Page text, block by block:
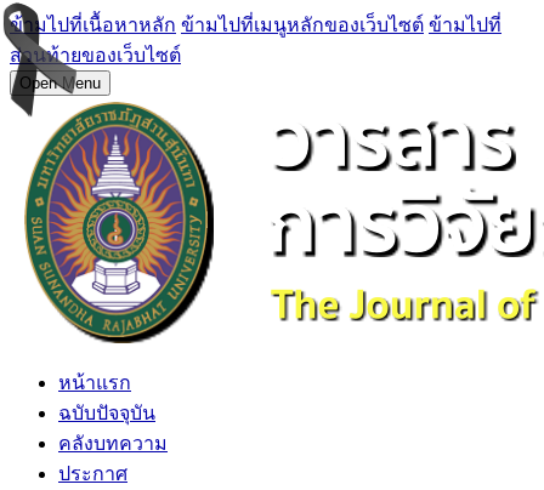
ข้ามไปที่เนื้อหาหลัก ข้ามไปที่เมนูหลักของเว็บไซต์ ข้ามไปที่
ส่วนท้ายของเว็บไซต์
Open Menu
หน้าแรก
ฉบับปัจจุบัน
คลังบทความ
ประกาศ